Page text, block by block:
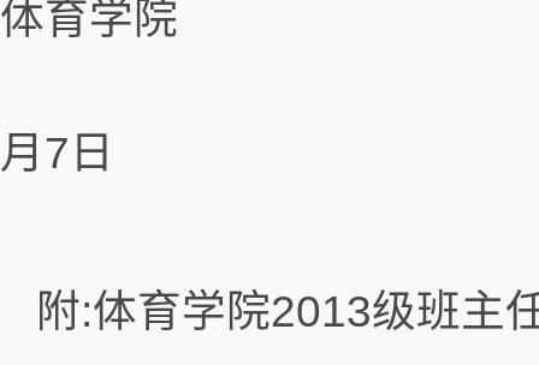
体育学院
月7日
附:体育学院2013级班主